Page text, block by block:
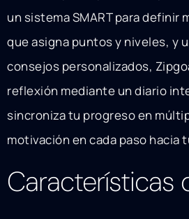
un sistema SMART para
que asigna puntos y niveles, y
consejos personalizados,
reflexión mediante un diario
sincroniza tu progreso en
motivación en cada paso hacia
Características